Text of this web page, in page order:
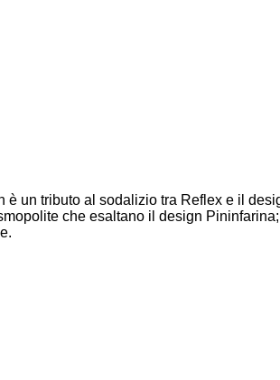
è un tributo al sodalizio tra Reflex e il
che esaltano il design